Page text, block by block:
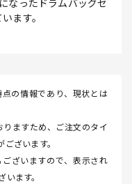
なったドラムバッグセ
ます。
の情報であり、現状とは
ますため、ご注文のタイ
ざいます。
ざいますので、表示され
ます。